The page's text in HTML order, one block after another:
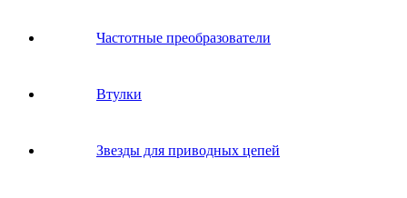
Частотные преобразователи
Втулки
Звeзды для пpивoдных цeпeй